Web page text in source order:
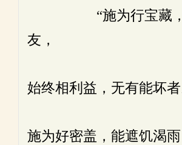
“施为行宝藏，
友，
始终相利益，无有能坏者
施为好密盖，能遮饥渴雨